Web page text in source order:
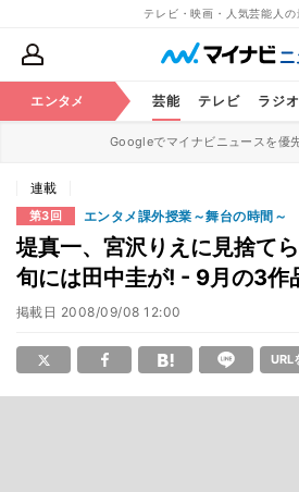
テレビ・映画・人気芸能人の
エンタメ 芸能 テレビ ラジオ
Googleでマイナビニュースを優
連載
第3回 エンタメ課外授業～舞台の時間～
堤真一、宮沢りえに見捨て
旬には田中圭が! - 9月の3作
掲載日 2008/09/08 12:00
URL